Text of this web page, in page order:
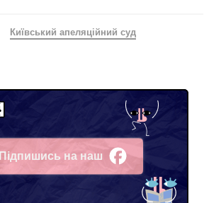
Київський апеляційний суд
Підпишись на наш
Facebook